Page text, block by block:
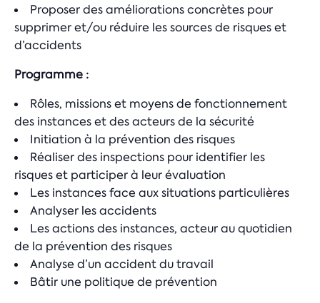
Proposer des améliorations concrètes pour
supprimer et/ou réduire les sources de risques et
d’accidents
Programme :
Rôles, missions et moyens de fonctionnement
des instances et des acteurs de la sécurité
Initiation à la prévention des risques
Réaliser des inspections pour identifier les
risques et participer à leur évaluation
Les instances face aux situations particulières
Analyser les accidents
Les actions des instances, acteur au quotidien
de la prévention des risques
Analyse d’un accident du travail
Bâtir une politique de prévention